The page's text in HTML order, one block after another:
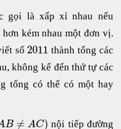
gọi là xấp xỉ nhau nếu
kém nhau một đơn vị.
số 2011 thành tổng các
không kể đến thứ tự các
tổng có thể có một hay
B ≠ AC) nội tiếp đường